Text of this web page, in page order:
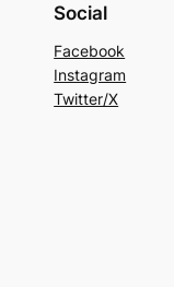
Social
Facebook
Instagram
Twitter/X